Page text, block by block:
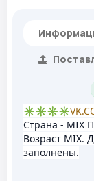
✳️✳️✳️✳️
Страна - MIX
Возраст MIX.
заполнены.